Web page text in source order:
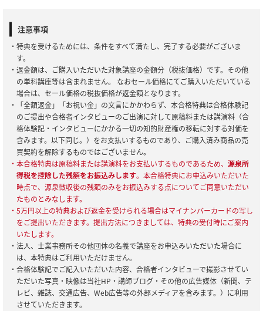
注意事項
・特典を受けるためには、条件をすべて満たし、完了する必要がございま
す。
・返金額は、ご購入いただいた対象講座の金額分（税抜価格）です。その他
の単科講座等は含まれません。 なおセール価格にてご購入いただいている
場合は、セール価格の税抜価格が返金額となります。
・「全額返金」「お祝い金」の文言にかかわらず、本合格特典は合格体験記
のご提出や合格者インタビューのご出演に対して原稿料または講演料（合
格体験記・インタビューにかかる一切の知的財産権の移転に対する対価を
含みます。以下同じ。）をお支払いするものであり、ご購入済み商品の売
買契約を解除するものではございません。
・本合格特典は原稿料または講演料をお支払いするものであるため、 源泉所
得税を控除した残額をお振込みします。本合格特典にお申込みいただいた
時点で、源泉徴収後の残額のみをお振込みする点についてご同意いただい
たものとみなします。
・5万円以上の特典および返金を受けられる場合はマイナンバーカードの写し
をご提出いただきます。提出方法につきましては、特典の受付時にご案内
いたします。
・法人、士業事務所その他団体の名義で講座をお申込みいただいた場合に
は、本特典はご利用いただけません。
・合格体験記でご記入いただいた内容、合格者インタビューで撮影させてい
ただいた写真・映像は当社HP・講師ブログ・その他の広告媒体（新聞、テ
レビ、雑誌、交通広告、Web広告等の外部メディアを含みます。）に利用
させていただきます。